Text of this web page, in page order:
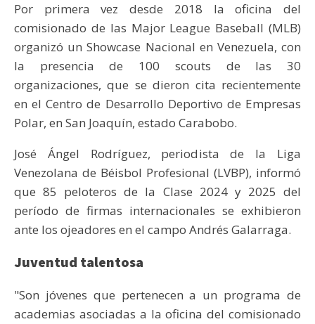
Por primera vez desde 2018 la oficina del
comisionado de las Major League Baseball (MLB)
organizó un Showcase Nacional en Venezuela, con
la presencia de 100 scouts de las 30
organizaciones, que se dieron cita recientemente
en el Centro de Desarrollo Deportivo de Empresas
Polar, en San Joaquín, estado Carabobo.
José Ángel Rodríguez, periodista de la Liga
Venezolana de Béisbol Profesional (LVBP), informó
que 85 peloteros de la Clase 2024 y 2025 del
período de firmas internacionales se exhibieron
ante los ojeadores en el campo Andrés Galarraga.
Juventud talentosa
"Son jóvenes que pertenecen a un programa de
academias asociadas a la oficina del comisionado